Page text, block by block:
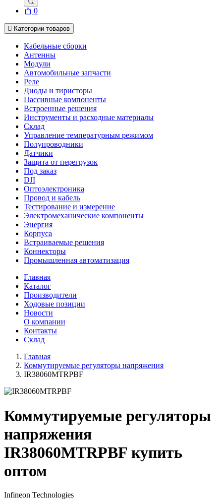
0
Категории товаров
Кабельные сборки
Антенны
Модули
Автомобильные запчасти
Реле
Диоды и тиристоры
Пассивные компоненты
Встроенные решения
Инструменты и расходные материалы
Склад
Управление температурным режимом
Полупроводники
Датчики
Защита от перегрузок
Под заказ
DJI
Оптоэлектроника
Провод и кабель
Тестирование и измерение
Электромеханические компоненты
Энергия
Корпуса
Встраиваемые решения
Коннекторы
Промышленная автоматизация
Главная
Каталог
Производители
Ходовые позиции
Новости
О компании
Контакты
Склад
Главная
Коммутируемые регуляторы напряжения
IR38060MTRPBF
Коммутируемые регуляторы
напряжения
IR38060MTRPBF купить
оптом
Infineon Technologies